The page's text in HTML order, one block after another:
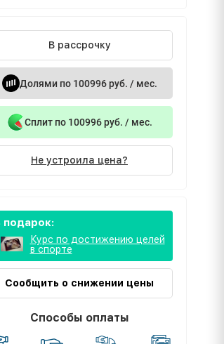
В рассрочку
Долями по 100996 руб. / мес.
Сплит по 100996 руб. / мес.
Не устроила цена?
подарок:
Курс по достижению целей
в спорте
Сообщить о снижении цены
Способы оплаты